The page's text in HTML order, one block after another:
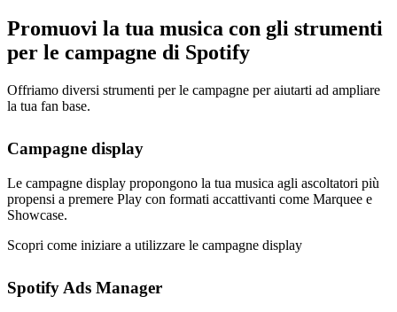
Promuovi la tua musica con gli strumenti
per le campagne di Spotify
Offriamo diversi strumenti per le campagne per aiutarti ad ampliare
la tua fan base.
Campagne display
Le campagne display propongono la tua musica agli ascoltatori più
propensi a premere Play con formati accattivanti come Marquee e
Showcase.
Scopri come iniziare a utilizzare le campagne display
Spotify Ads Manager